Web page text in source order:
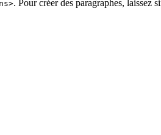
. Pour créer des paragraphes, laissez